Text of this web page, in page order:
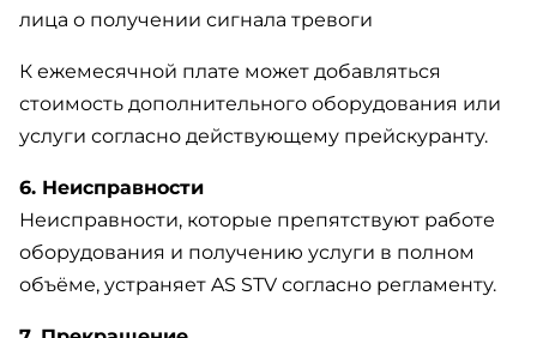
лица о получении сигнала тревоги
К ежемесячной плате может добавляться
стоимость дополнительного оборудования или
услуги согласно действующему прейскуранту.
6. Неисправности
Неисправности, которые препятствуют работе
оборудования и получению услуги в полном
объёме, устраняет AS STV согласно регламенту.